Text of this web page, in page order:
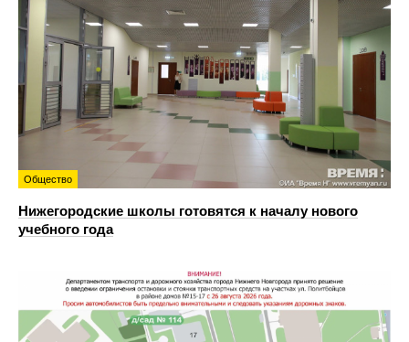
Общество
Нижегородские школы готовятся к началу нового
учебного года